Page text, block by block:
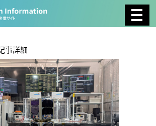
総合生物 複合領域
化学 医歯薬学
情報学 数物系科学
事詳細